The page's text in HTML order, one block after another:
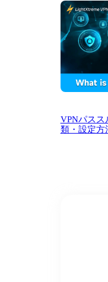
VPNパスス
類・設定方